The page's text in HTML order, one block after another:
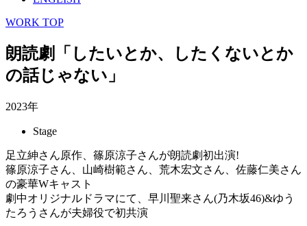
WORK TOP
朗読劇「したいとか、したくないとか
の話じゃない」
2023年
Stage
足立紳さん原作、篠原涼子さんが朗読劇初出演!
篠原涼子さん、山崎樹範さん、荒木宏文さん、佐藤仁美さん
の豪華Wキャスト
劇中オリジナルドラマにて、早川聖来さん(乃木坂46)&ゆう
たろうさんが夫婦役で初共演